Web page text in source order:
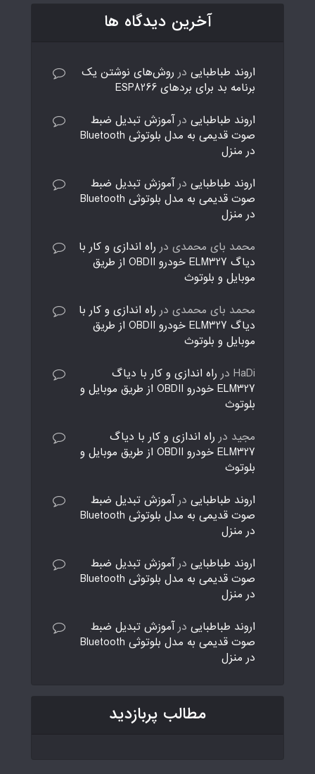
آخرین دیدگاه ها
اروند طباطبایی در روش‌های نوشتن یک
برنامه بد برای بردهای ESP8266
اروند طباطبایی درآموزش تبدیل ضبط
صوت قدیمی به مدل بلوتوثی Bluetooth
در منزل
اروند طباطبایی درآموزش تبدیل ضبط
صوت قدیمی به مدل بلوتوثی Bluetooth
در منزل
محمد بای محمدی در راه اندازی و کار با
دیاگ ELM327 خودرو OBDII از طریق
موبایل و بلوتوث
محمد بای محمدی در راه اندازی و کار با
دیاگ ELM327 خودرو OBDII از طریق
موبایل و بلوتوث
HaDi در راه اندازی و کار با دیاگ
ELM327 خودرو OBDII از طریق موبایل و
بلوتوث
مجید در راه اندازی و کار با دیاگ
ELM327 خودرو OBDII از طریق موبایل و
بلوتوث
اروند طباطبایی درآموزش تبدیل ضبط
صوت قدیمی به مدل بلوتوثی Bluetooth
در منزل
اروند طباطبایی درآموزش تبدیل ضبط
صوت قدیمی به مدل بلوتوثی Bluetooth
در منزل
اروند طباطبایی درآموزش تبدیل ضبط
صوت قدیمی به مدل بلوتوثی Bluetooth
در منزل
مطالب پربازدید